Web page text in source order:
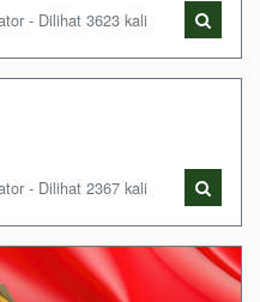
- Dilihat 3623 kali
- Dilihat 2367 kali